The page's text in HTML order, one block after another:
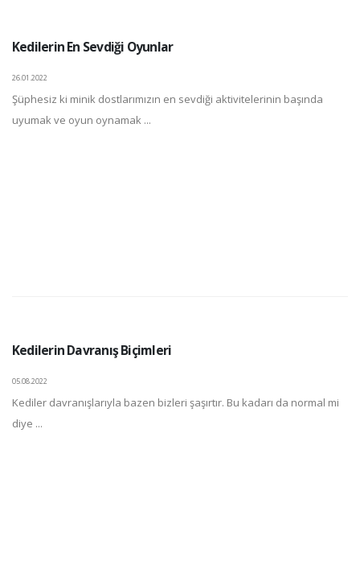
Kedilerin En Sevdiği Oyunlar
26.01.2022
Şüphesiz ki minik dostlarımızın en sevdiği aktivitelerinin başında
uyumak ve oyun oynamak ...
Kedilerin Davranış Biçimleri
05.08.2022
Kediler davranışlarıyla bazen bizleri şaşırtır. Bu kadarı da normal mi
diye ...